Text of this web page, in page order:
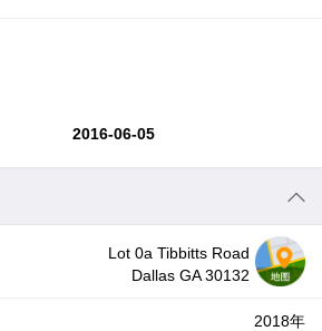
2016-06-05
Lot 0a Tibbitts Road
Dallas GA 30132
2018年